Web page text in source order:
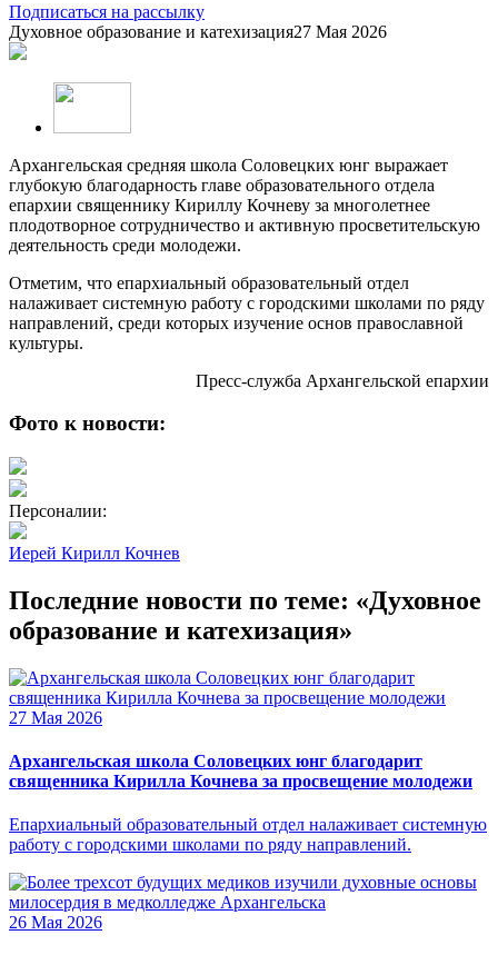
Подписаться на рассылку
Духовное образование и катехизация27 Мая 2026
Архангельская средняя школа Соловецких юнг выражает
глубокую благодарность главе образовательного отдела
епархии священнику Кириллу Кочневу за многолетнее
плодотворное сотрудничество и активную просветительскую
деятельность среди молодежи.
Отметим, что епархиальный образовательный отдел
налаживает системную работу с городскими школами по ряду
направлений, среди которых изучение основ православной
культуры.
Пресс-служба Архангельской епархии
Фото к новости:
Персоналии:
Иерей Кирилл Кочнев
Последние новости по теме: «Духовное
образование и катехизация»
27 Мая 2026
Архангельская школа Соловецких юнг благодарит
священника Кирилла Кочнева за просвещение молодежи
Епархиальный образовательный отдел налаживает системную
работу с городскими школами по ряду направлений.
26 Мая 2026